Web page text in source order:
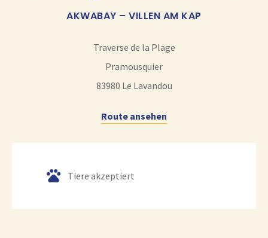
AKWABAY – VILLEN AM KAP
Traverse de la Plage
Pramousquier
83980 Le Lavandou
Route ansehen
Tiere akzeptiert